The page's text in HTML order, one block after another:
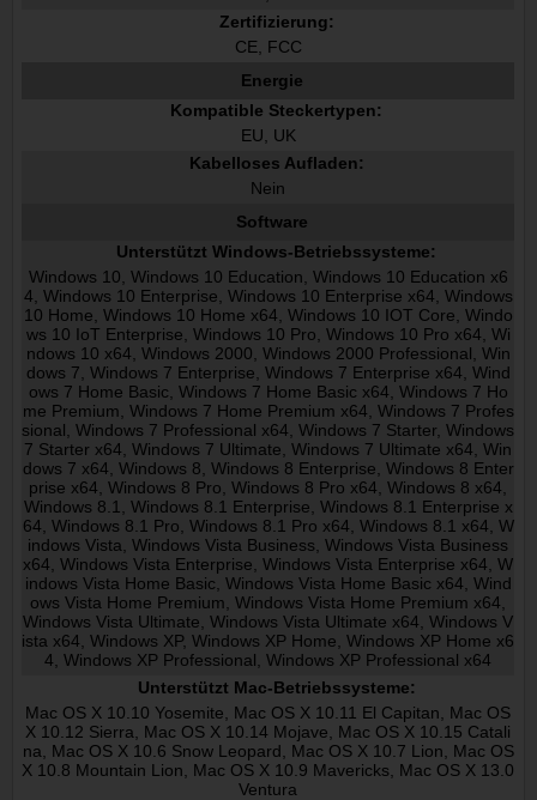
Zertifizierung:
CE, FCC
Energie
Kompatible Steckertypen:
EU, UK
Kabelloses Aufladen:
Nein
Software
Unterstützt Windows-Betriebssysteme:
Windows 10, Windows 10 Education, Windows 10 Education x6
4, Windows 10 Enterprise, Windows 10 Enterprise x64, Windows
10 Home, Windows 10 Home x64, Windows 10 IOT Core, Windo
ws 10 IoT Enterprise, Windows 10 Pro, Windows 10 Pro x64, Wi
ndows 10 x64, Windows 2000, Windows 2000 Professional, Win
dows 7, Windows 7 Enterprise, Windows 7 Enterprise x64, Wind
ows 7 Home Basic, Windows 7 Home Basic x64, Windows 7 Ho
me Premium, Windows 7 Home Premium x64, Windows 7 Profes
sional, Windows 7 Professional x64, Windows 7 Starter, Windows
7 Starter x64, Windows 7 Ultimate, Windows 7 Ultimate x64, Win
dows 7 x64, Windows 8, Windows 8 Enterprise, Windows 8 Enter
prise x64, Windows 8 Pro, Windows 8 Pro x64, Windows 8 x64,
Windows 8.1, Windows 8.1 Enterprise, Windows 8.1 Enterprise x
64, Windows 8.1 Pro, Windows 8.1 Pro x64, Windows 8.1 x64, W
indows Vista, Windows Vista Business, Windows Vista Business
x64, Windows Vista Enterprise, Windows Vista Enterprise x64, W
indows Vista Home Basic, Windows Vista Home Basic x64, Wind
ows Vista Home Premium, Windows Vista Home Premium x64,
Windows Vista Ultimate, Windows Vista Ultimate x64, Windows V
ista x64, Windows XP, Windows XP Home, Windows XP Home x6
4, Windows XP Professional, Windows XP Professional x64
Unterstützt Mac-Betriebssysteme:
Mac OS X 10.10 Yosemite, Mac OS X 10.11 El Capitan, Mac OS
X 10.12 Sierra, Mac OS X 10.14 Mojave, Mac OS X 10.15 Catali
na, Mac OS X 10.6 Snow Leopard, Mac OS X 10.7 Lion, Mac OS
X 10.8 Mountain Lion, Mac OS X 10.9 Mavericks, Mac OS X 13.0
Ventura